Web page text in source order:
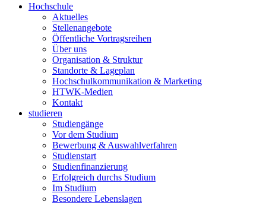
Hochschule
Aktuelles
Stellenangebote
Öffentliche Vortragsreihen
Über uns
Organisation & Struktur
Standorte & Lageplan
Hochschulkommunikation & Marketing
HTWK-Medien
Kontakt
studieren
Studiengänge
Vor dem Studium
Bewerbung & Auswahlverfahren
Studienstart
Studienfinanzierung
Erfolgreich durchs Studium
Im Studium
Besondere Lebenslagen